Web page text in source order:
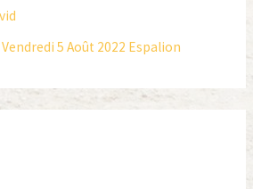
5 Août 2022 Espalion